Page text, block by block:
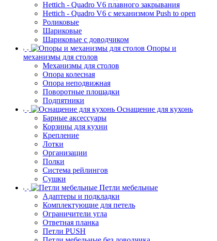
Hettich - Quadro V6 плавного закрывания
Hettich - Quadro V6 с механизмом Push to open
Роликовые
Шариковые
Шариковые с доводчиком
Опоры и
механизмы для столов
Механизмы для столов
Опора колесная
Опора неподвижная
Поворотные площадки
Подпятники
Оснащение для кухонь
Барные аксессуары
Корзины для кухни
Крепление
Лотки
Организации
Полки
Система рейлингов
Сушки
Петли мебельные
Адаптеры и подкладки
Комплектующие для петель
Ограничители угла
Ответная планка
Петли PUSH